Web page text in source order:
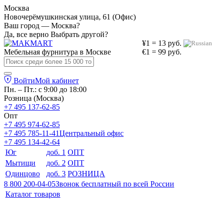
Москва
Новочерёмушкинская улица, 61 (Офис)
Ваш город — Москва?
Да, все верно Выбрать другой?
¥1 = 13 руб.
€1 = 99 руб.
Мебельная фурнитура в Москве
ВойтиМой кабинет
Пн. – Пт.: с 9:00 до 18:00
Розница (Москва)
+7 495 137-62-85
Опт
+7 495 974-62-85
+7 495 785-11-41Центральный офис
+7 495 134-42-64
Юг
доб. 1 ОПТ
Мытищи
доб. 2 ОПТ
Одинцово
доб. 3 РОЗНИЦА
8 800 200-04-05Звонок бесплатный по всей России
Каталог товаров